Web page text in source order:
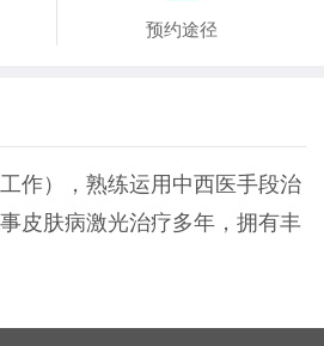
预约途径
作），熟练运用中西医手段治
皮肤病激光治疗多年，拥有丰